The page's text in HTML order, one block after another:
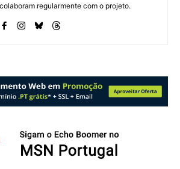
colaboram regularmente com o projeto.